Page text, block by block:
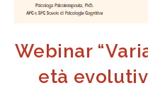
Webinar
età